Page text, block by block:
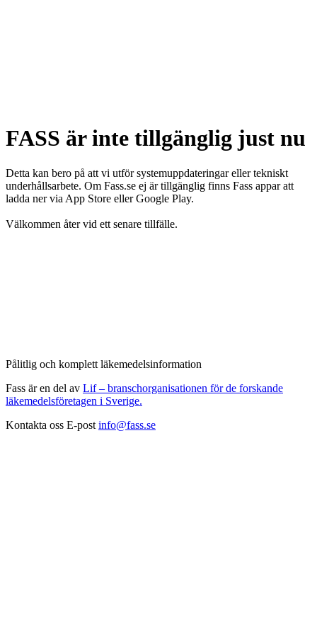
FASS är inte tillgänglig just nu
Detta kan bero på att vi utför systemuppdateringar eller tekniskt
underhållsarbete. Om Fass.se ej är tillgänglig finns Fass appar att
ladda ner via App Store eller Google Play.
Välkommen åter vid ett senare tillfälle.
Pålitlig och komplett läkemedelsinformation
Fass är en del av Lif – branschorganisationen för de forskande
läkemedelsföretagen i Sverige.
Kontakta oss E-post info@fass.se